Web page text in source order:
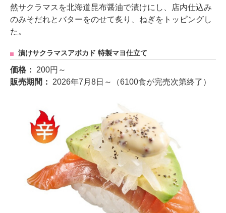
然サクラマスを北海道昆布醤油で漬けにし、店内仕込み
のみそだれとバターをのせて炙り、ねぎをトッピングし
た。
漬けサクラマスアボカド 特製マヨ仕立て
価格： 200円～
販売期間： 2026年7月8日～（6100食が完売次第終了）